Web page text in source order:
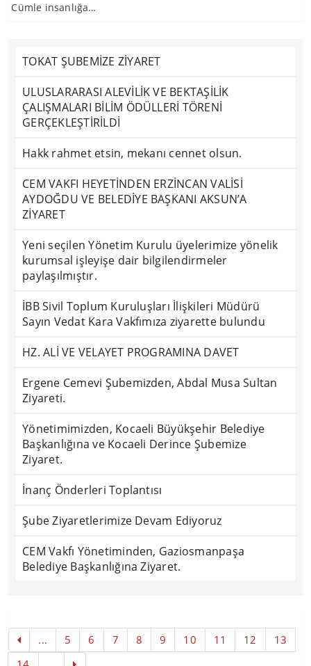
Cümle insanlığa…
TOKAT ŞUBEMİZE ZİYARET
ULUSLARARASI ALEVİLİK VE BEKTAŞİLİK
ÇALIŞMALARI BİLİM ÖDÜLLERİ TÖRENİ
GERÇEKLEŞTİRİLDİ
Hakk rahmet etsin, mekanı cennet olsun.
CEM VAKFI HEYETİNDEN ERZİNCAN VALİSİ
AYDOĞDU VE BELEDİYE BAŞKANI AKSUN’A
ZİYARET
Yeni seçilen Yönetim Kurulu üyelerimize yönelik
kurumsal işleyişe dair bilgilendirmeler
paylaşılmıştır.
İBB Sivil Toplum Kuruluşları İlişkileri Müdürü
Sayın Vedat Kara Vakfımıza ziyarette bulundu
HZ. ALİ VE VELAYET PROGRAMINA DAVET
Ergene Cemevi Şubemizden, Abdal Musa Sultan
Ziyareti.
Yönetimimizden, Kocaeli Büyükşehir Belediye
Başkanlığına ve Kocaeli Derince Şubemize
Ziyaret.
İnanç Önderleri Toplantısı
Şube Ziyaretlerimize Devam Ediyoruz
CEM Vakfı Yönetiminden, Gaziosmanpaşa
Belediye Başkanlığına Ziyaret.
... 5 6 7 8 9 10 11 12
13